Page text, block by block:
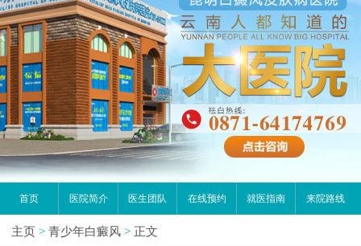
首页 医院简介 医生团队 在线预约 就医指南 来院路线
主页 > 青少年白癜风 > 正文